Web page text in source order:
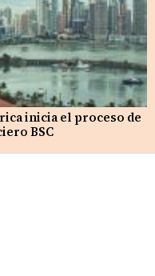
inicia el proceso de
BSC